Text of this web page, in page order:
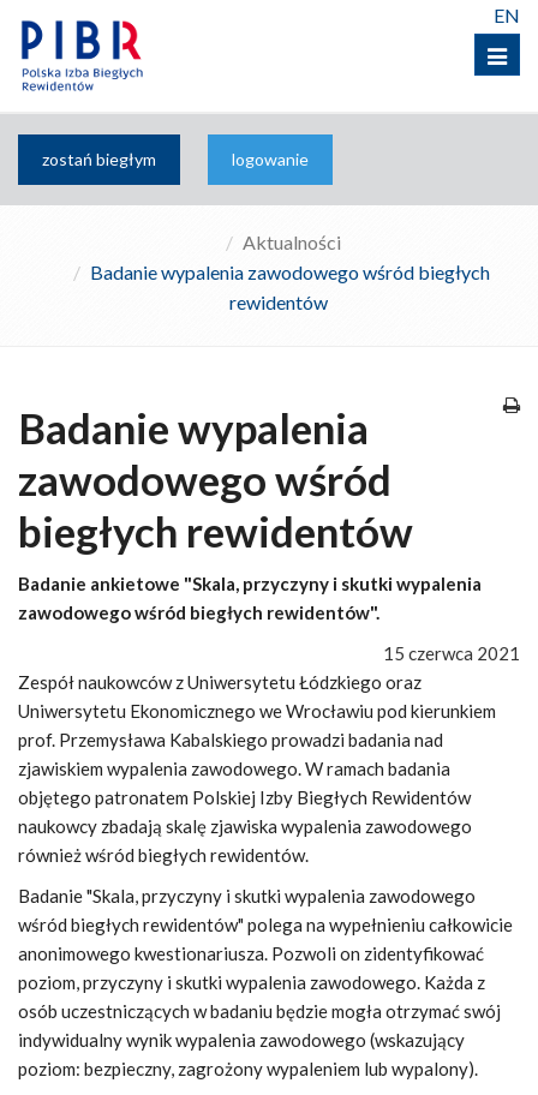
Menu
EN
zostań biegłym logowanie
Aktualności
Badanie wypalenia zawodowego wśród biegłych
rewidentów
Badanie wypalenia
zawodowego wśród
biegłych rewidentów
Badanie ankietowe "Skala, przyczyny i skutki wypalenia
zawodowego wśród biegłych rewidentów".
15 czerwca 2021
Zespół naukowców z Uniwersytetu Łódzkiego oraz
Uniwersytetu Ekonomicznego we Wrocławiu pod kierunkiem
prof. Przemysława Kabalskiego prowadzi badania nad
zjawiskiem wypalenia zawodowego. W ramach badania
objętego patronatem Polskiej Izby Biegłych Rewidentów
naukowcy zbadają skalę zjawiska wypalenia zawodowego
również wśród biegłych rewidentów.
Badanie "Skala, przyczyny i skutki wypalenia zawodowego
wśród biegłych rewidentów" polega na wypełnieniu całkowicie
anonimowego kwestionariusza. Pozwoli on zidentyfikować
poziom, przyczyny i skutki wypalenia zawodowego. Każda z
osób uczestniczących w badaniu będzie mogła otrzymać swój
indywidualny wynik wypalenia zawodowego (wskazujący
poziom: bezpieczny, zagrożony wypaleniem lub wypalony).